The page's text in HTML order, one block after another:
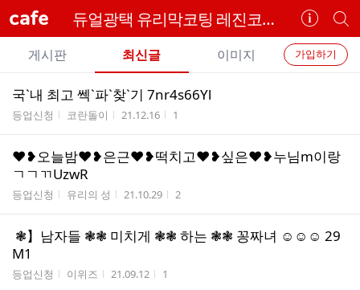
cafe 듀얼광택 유리막코팅 레진코팅 도트공법 피씨에스코리아
카
페
정
보
개
별
카
페
카
페
메
뉴
가입하기
게시판 최신글 이미지
전
체
글
리
국`내 최고 쎅`파`찾`기 7nr4s66Yl
게시판명
등업신청 작성자
코란돌이 작성시간
21.12.16 조회수
1
❤❥오늘밤❤❥은근❤❥떡치고❤❥싶은❤❥누님m이랑
ㄱㄱㄲUzwR
게시판명
등업신청 작성자
유리의 성 작성시간
21.10.29 조회수
2
❃】남자들 ❃❃ 미치게 ❃❃ 하는 ❃❃ 꽁짜녀 ☺☺☺ 29
M1
게시판명
등업신청 작성자
이위즈 작성시간
21.09.12 조회수
1